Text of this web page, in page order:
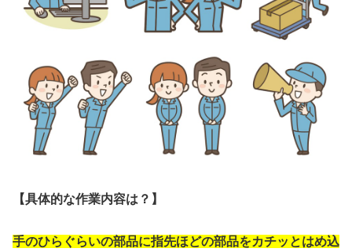
【具体的な作業内容は？】
手のひらぐらいの部品に指先ほどの部品をカチッとはめ込